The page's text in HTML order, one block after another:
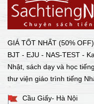
GIÁ TỐT NHẤT (50%
BJT - EJU - NAS-TEST -
Nhật, sách dạy và học
thư viện giáo trình tiếng
Cầu Giấy- Hà Nội